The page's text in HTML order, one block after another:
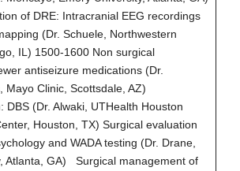
of DRE: Intracranial EEG recordings
(Dr. Schuele, Northwestern
IL) 1500-1600 Non surgical
antiseizure medications (Dr.
Mayo Clinic, Scottsdale, AZ)
DBS (Dr. Alwaki, UTHealth Houston
Houston, TX) Surgical evaluation
and WADA testing (Dr. Drane,
Atlanta, GA) Surgical management of